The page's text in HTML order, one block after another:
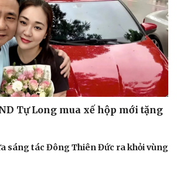
Tự Long mua xế hộp mới tặng
sáng tác Đông Thiên Đức ra khỏi vùng